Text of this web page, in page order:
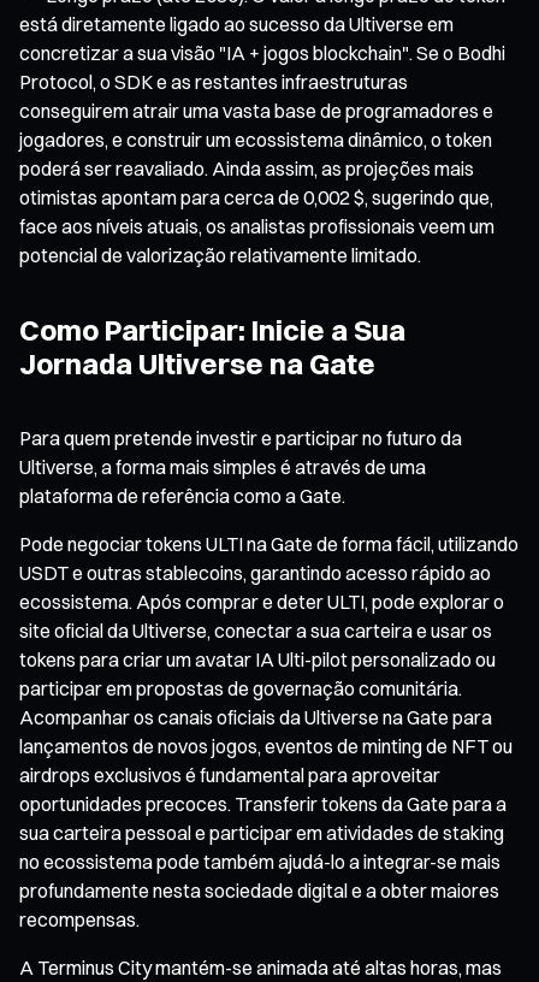
está diretamente ligado ao sucesso da Ultiverse em
concretizar a sua visão "IA + jogos blockchain". Se o Bodhi
Protocol, o SDK e as restantes infraestruturas
conseguirem atrair uma vasta base de programadores e
jogadores, e construir um ecossistema dinâmico, o token
poderá ser reavaliado. Ainda assim, as projeções mais
otimistas apontam para cerca de 0,002 $, sugerindo que,
face aos níveis atuais, os analistas profissionais veem um
potencial de valorização relativamente limitado.
Como Participar: Inicie a Sua
Jornada Ultiverse na Gate
Para quem pretende investir e participar no futuro da
Ultiverse, a forma mais simples é através de uma
plataforma de referência como a Gate.
Pode negociar tokens ULTI na Gate de forma fácil, utilizando
USDT e outras stablecoins, garantindo acesso rápido ao
ecossistema. Após comprar e deter ULTI, pode explorar o
site oficial da Ultiverse, conectar a sua carteira e usar os
tokens para criar um avatar IA Ulti-pilot personalizado ou
participar em propostas de governação comunitária.
Acompanhar os canais oficiais da Ultiverse na Gate para
lançamentos de novos jogos, eventos de minting de NFT ou
airdrops exclusivos é fundamental para aproveitar
oportunidades precoces. Transferir tokens da Gate para a
sua carteira pessoal e participar em atividades de staking
no ecossistema pode também ajudá-lo a integrar-se mais
profundamente nesta sociedade digital e a obter maiores
recompensas.
A Terminus City mantém-se animada até altas horas, mas